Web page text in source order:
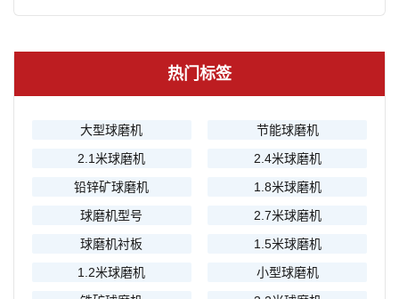
热门标签
大型球磨机
节能球磨机
2.1米球磨机
2.4米球磨机
铅锌矿球磨机
1.8米球磨机
球磨机型号
2.7米球磨机
球磨机衬板
1.5米球磨机
1.2米球磨机
小型球磨机